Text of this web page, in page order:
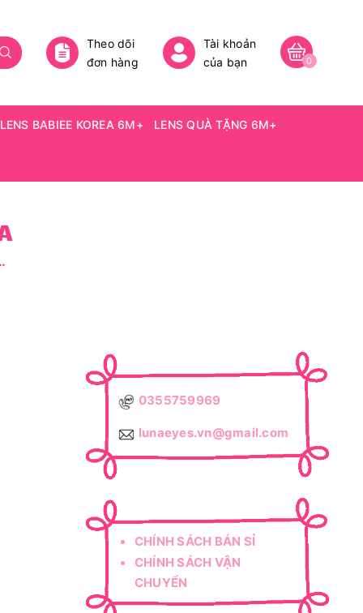
Theo dõi
đơn hàng
Tài khoản
của bạn
0
LENS BABIEE KOREA 6M+ LENS QUÀ TẶNG 6M+
- size vừa
0355759969
lunaeyes.vn@gmail.com
CHÍNH SÁCH BÁN SỈ
CHÍNH SÁCH VẬN
CHUYỂN
CHÍNH SÁCH ĐỔI TRẢ